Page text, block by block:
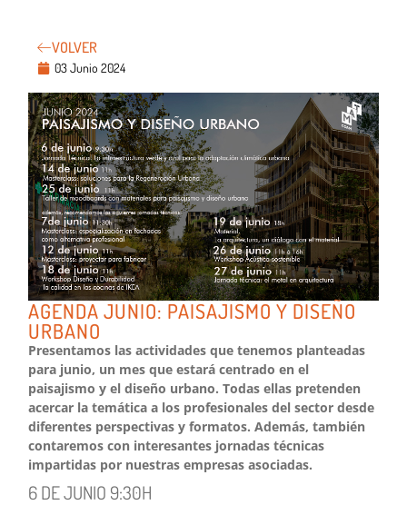
VOLVER
03 Junio 2024
AGENDA JUNIO: PAISAJISMO Y DISEÑO
URBANO
Presentamos las actividades que tenemos planteadas
para junio, un mes que estará centrado en el
paisajismo y el diseño urbano. Todas ellas pretenden
acercar la temática a los profesionales del sector desde
diferentes perspectivas y formatos. Además, también
contaremos con interesantes jornadas técnicas
impartidas por nuestras empresas asociadas.
6 DE JUNIO 9:30H